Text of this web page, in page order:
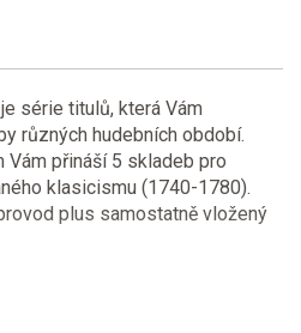
série titulů, která Vám
různých hudebních období.
Vám přináší 5 skladeb pro
klasicismu (1740-1780).
plus samostatně vložený